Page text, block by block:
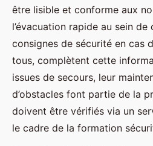
être lisible et conforme aux
l’évacuation rapide au sein
consignes de sécurité en cas
tous, complètent cette
issues de secours, leur
d’obstacles font partie de la
doivent être vérifiés via un
le cadre de la formation